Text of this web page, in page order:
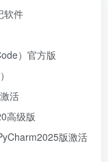
软件
）官方版
活
高级版
版激活